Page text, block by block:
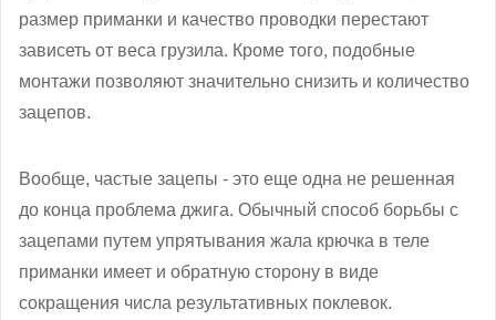
размер приманки и качество проводки перестают
зависеть от веса грузила. Кроме того, подобные
монтажи позволяют значительно снизить и количество
зацепов.
Вообще, частые зацепы - это еще одна не решенная
до конца проблема джига. Обычный способ борьбы с
зацепами путем упрятывания жала крючка в теле
приманки имеет и обратную сторону в виде
сокращения числа результативных поклевок.